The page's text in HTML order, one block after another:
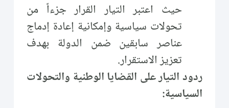
حيث اعتبر التيار القرار جزءاً من
تحولات سياسية وإمكانية إعادة إدماج
عناصر سابقين ضمن الدولة بهدف
تعزيز الاستقرار.
ردود التيار على القضايا الوطنية والتحولات
السياسية: